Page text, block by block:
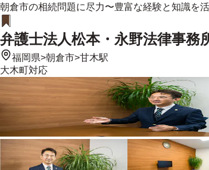
朝倉市の相続問題に尽力〜豊富な経験と知識を
弁護士法人松本・永野法律事務
福岡県>朝倉市>甘木駅
大木町対応